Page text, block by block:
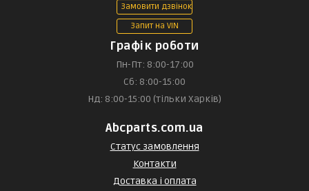
Замовити дзвінок
Запит на VIN
Графік роботи
Пн-Пт: 8:00-17:00
Сб: 8:00-15:00
Нд: 8:00-15:00 (тільки Харків)
Abcparts.com.ua
Статус замовлення
Контакти
Доставка і оплата